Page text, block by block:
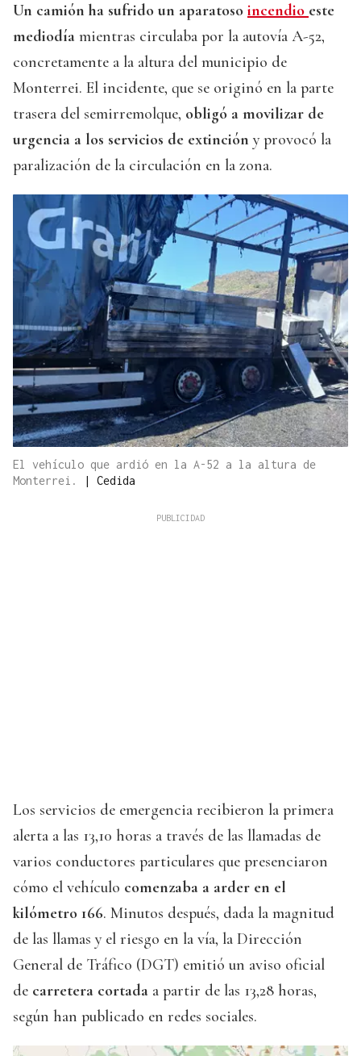
Un camión ha sufrido un aparatoso incendio este
mediodía mientras circulaba por la autovía A-52,
concretamente a la altura del municipio de
Monterrei. El incidente, que se originó en la parte
trasera del semirremolque, obligó a movilizar de
urgencia a los servicios de extinción y provocó la
paralización de la circulación en la zona.
El vehículo que ardió en la A-52 a la altura de
Monterrei.
| Cedida
Los servicios de emergencia recibieron la primera
alerta a las 13,10 horas a través de las llamadas de
varios conductores particulares que presenciaron
cómo el vehículo comenzaba a arder en el
kilómetro 166. Minutos después, dada la magnitud
de las llamas y el riesgo en la vía, la Dirección
General de Tráfico (DGT) emitió un aviso oficial
de carretera cortada a partir de las 13,28 horas,
según han publicado en redes sociales.